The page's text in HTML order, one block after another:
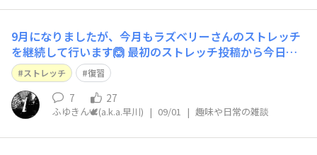
9月になりましたが、今月もラズベリーさんのストレッチ
を継続して行います🙆 最初のストレッチ投稿から今日は2
2回のストレッチです♪ ビアホリデー中はサボってしまっ
てので😅
ストレッチ 復習
7 27
ふゆきん🕊️(a.k.a.早川) | 09/01 | 趣味や日常の雑談